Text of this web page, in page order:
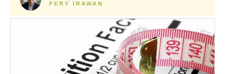
FERY IRAWAN